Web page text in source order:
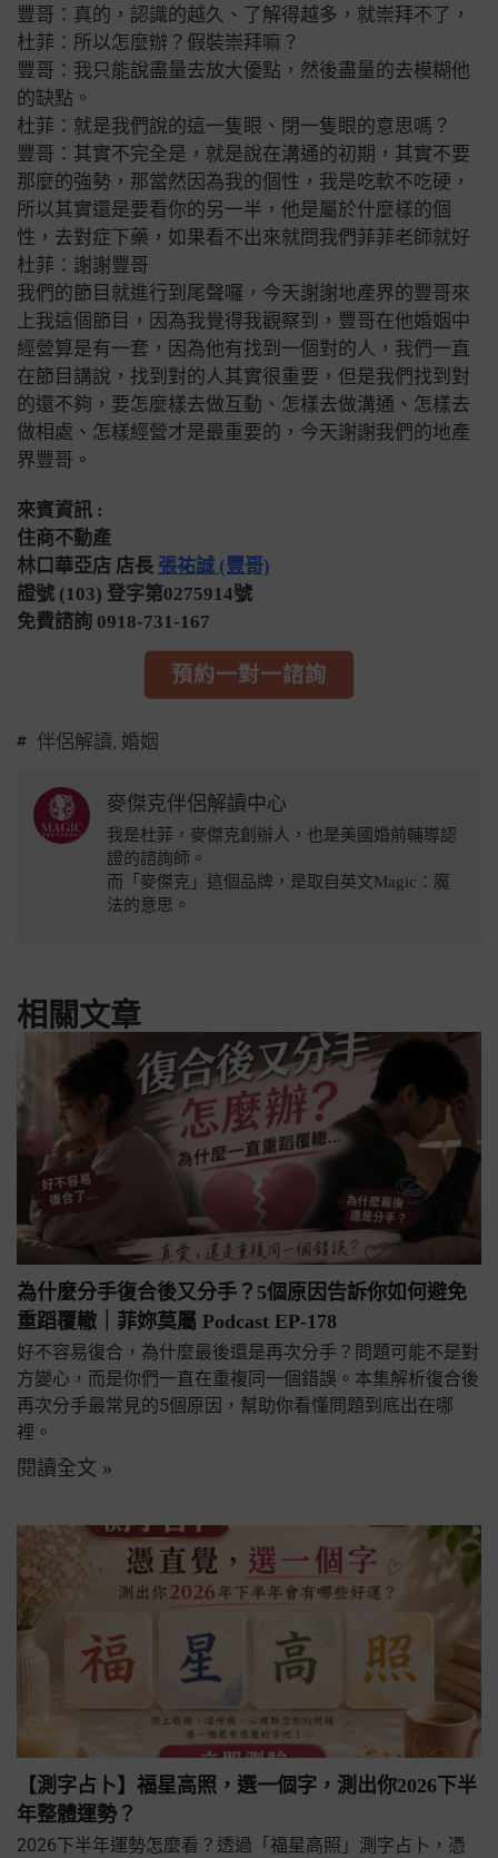
豐哥：真的，認識的越久、了解得越多，就崇拜不了，
杜菲：所以怎麼辦？假裝崇拜嘛？
豐哥：我只能說盡量去放大優點，然後盡量的去模糊他
的缺點。
杜菲：就是我們說的這一隻眼、閉一隻眼的意思嗎？
豐哥：其實不完全是，就是說在溝通的初期，其實不要
那麼的強勢，那當然因為我的個性，我是吃軟不吃硬，
所以其實還是要看你的另一半，他是屬於什麼樣的個
性，去對症下藥， 如果看不出來就問我們菲菲老師就好
杜菲：謝謝豐哥
我們的節目就進行到尾聲囉，今天謝謝地產界的豐哥來
上我這個節目，因為我覺得我觀察到，豐哥在他婚姻中
經營算是有一套， 因為他有找到一個對的人，我們一直
在節目講說，找到對的人其實很重要，但是我們找到對
的還不夠，要怎麼樣去做互動、怎樣去做溝通、怎樣去
做相處、怎樣經營才是最重要的，今天謝謝我們的地產
界豐哥。
來賓資訊 :
住商不動產
林口華亞店 店長 張祐誠 (豐哥)
證號 (103) 登字第0275914號
免費諮詢 0918-731-167
預約一對一諮詢
伴侶解讀, 婚姻
麥傑克伴侶解讀中心
我是杜菲，麥傑克創辦人，也是美國婚前輔導認
證的諮詢師。
而「麥傑克」這個品牌，是取自英文Magic：魔
法的意思。
相關文章
為什麼分手復合後又分手？5個原因告訴你如何避免
重蹈覆轍｜菲妳莫屬 Podcast EP-178
好不容易復合，為什麼最後還是再次分手？問題可能不是對
方變心，而是你們一直在重複同一個錯誤。本集解析復合後
再次分手最常見的5個原因，幫助你看懂問題到底出在哪
裡。
閱讀全文 »
【測字占卜】福星高照，選一個字，測出你2026下半
年整體運勢？
2026下半年運勢怎麼看？透過「福星高照」測字占卜，憑